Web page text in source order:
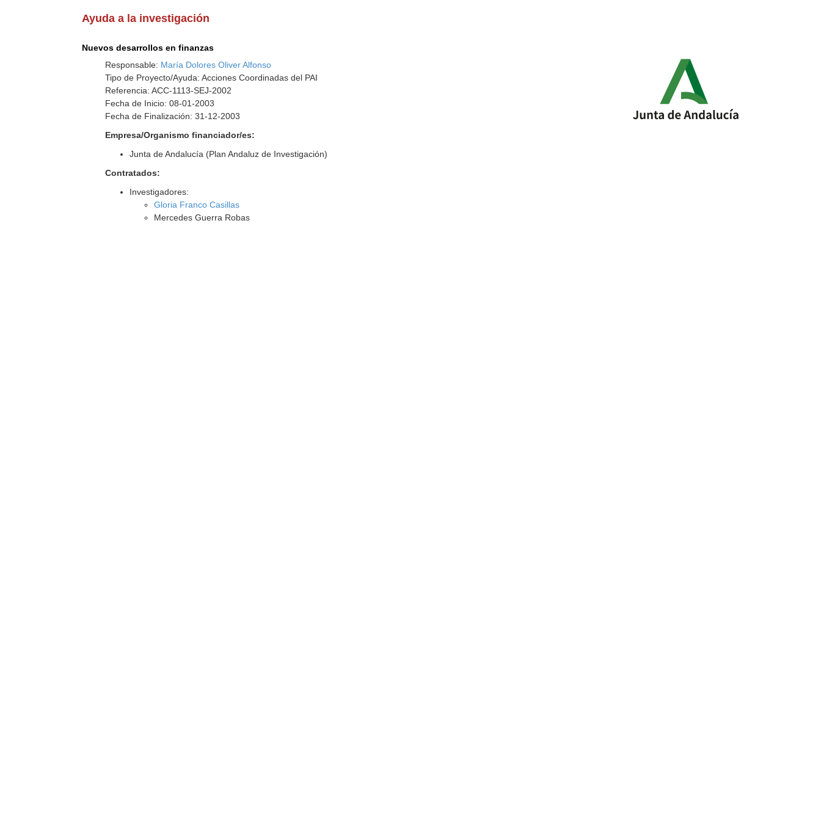
Ayuda a la investigación
Nuevos desarrollos en finanzas
Responsable: María Dolores Oliver Alfonso
Tipo de Proyecto/Ayuda: Acciones Coordinadas del PAI
Referencia: ACC-1113-SEJ-2002
Fecha de Inicio: 08-01-2003
Fecha de Finalización: 31-12-2003
Empresa/Organismo financiador/es:
Junta de Andalucía (Plan Andaluz de Investigación)
Contratados:
Investigadores:
Gloria Franco Casillas
Mercedes Guerra Robas